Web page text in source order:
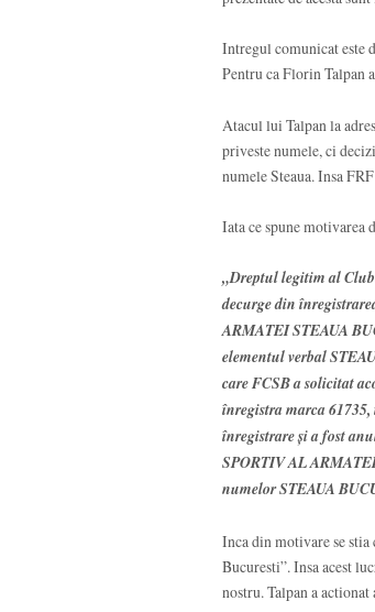
Intregul comunicat este
Pentru ca Florin Talpan
Atacul lui Talpan la
priveste numele, ci
numele Steaua. Insa
Iata ce spune motivarea
„Dreptul legitim al
decurge din
ARMATEI STEAUA
elementul verbal
care FCSB a solicitat
înregistra marca
înregistrare şi a fost
SPORTIV AL
numelor STEAUA
Inca din motivare se
Bucuresti”. Insa acest
nostru. Talpan a